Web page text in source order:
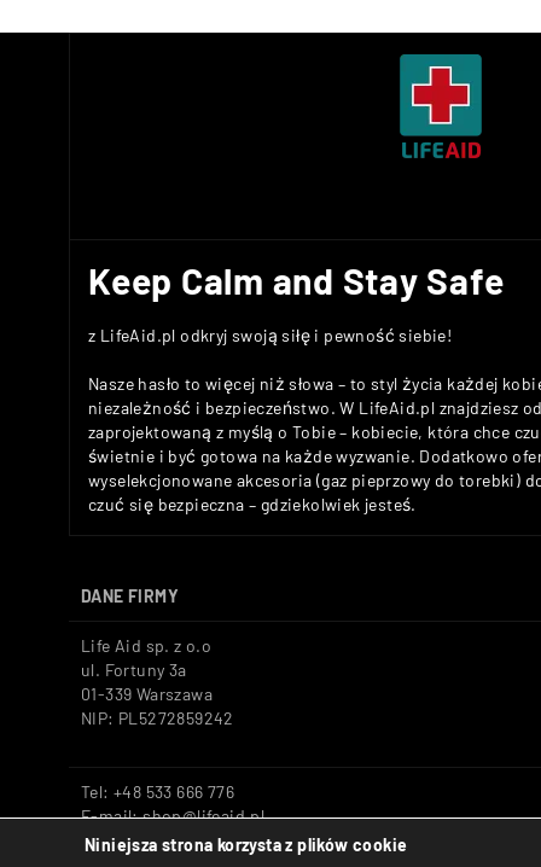
Keep Calm and Stay Safe
z LifeAid.pl odkryj swoją siłę i pewność siebie!
Nasze hasło to więcej niż słowa – to styl życia każdej
niezależność i bezpieczeństwo. W LifeAid.pl znajdziesz
zaprojektowaną z myślą o Tobie – kobiecie, która chce
świetnie i być gotowa na każde wyzwanie. Dodatkowo
wyselekcjonowane akcesoria (gaz pieprzowy do torebki)
czuć się bezpieczna – gdziekolwiek jesteś.
DANE FIRMY
Life Aid sp. z o.o
ul. Fortuny 3a
01-339 Warszawa
NIP: PL5272859242
Tel: +48 533 666 776
E-mail: shop@lifeaid.pl
Niniejsza strona korzysta z plików cookie